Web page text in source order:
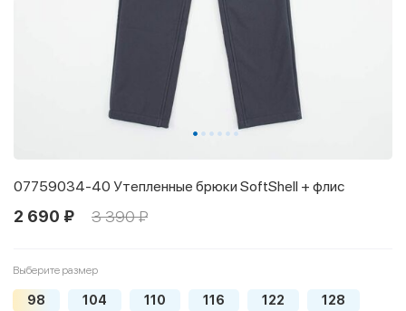
07759034-40 Утепленные брюки SoftShell + флис
2 690 ₽ 3 390 ₽
Выберите размер
98 104 110 116 122 128